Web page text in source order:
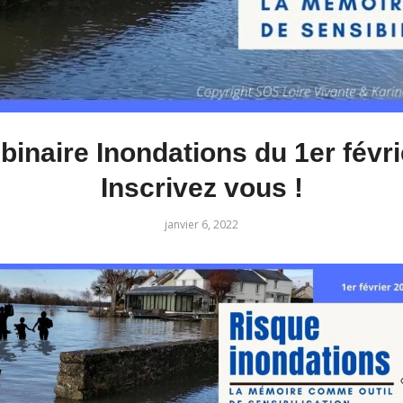
Inondations du 1er
Inscrivez vous !
janvier 6, 2022